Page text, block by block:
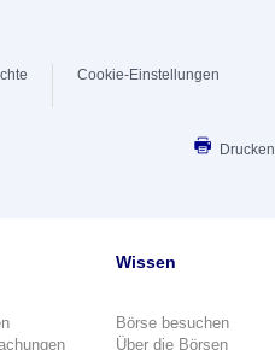
Cookie-Einstellungen
Drucken
Wissen
Börse besuchen
Über die Börsen